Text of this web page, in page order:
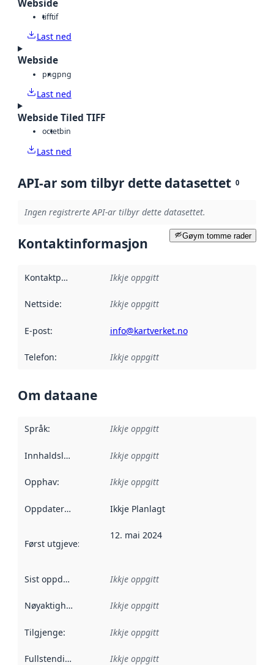
Webside
tifftif
Last ned
Webside
pngpng
Last ned
Webside Tiled TIFF
octetbin
Last ned
API-ar som tilbyr dette datasettet 0
Ingen registrerte API-ar tilbyr dette datasettet.
Gøym tomme rader
Kontaktinformasjon
Kontaktpunkt Ikkje oppgitt
Nettside: Ikkje oppgitt
E-post: info@kartverket.no
Telefon: Ikkje oppgitt
Om dataane
Språk: Ikkje oppgitt
Innhaldsleverandørar :
Ikkje oppgitt
Opphav: Ikkje oppgitt
Oppdateringsfrekvens :
Ikkje Planlagt
Først utgjeve:
12. mai 2024
Sist oppdatert Ikkje oppgitt
Nøyaktigheit Ikkje oppgitt
Tilgjenge: Ikkje oppgitt
Fullstendigheit Ikkje oppgitt